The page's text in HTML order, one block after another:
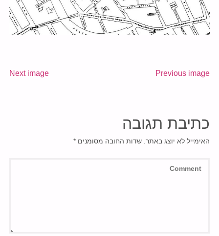
Previous image
Next image
כתיבת תגובה
האימייל לא יוצג באתר. שדות החובה מסומנים *